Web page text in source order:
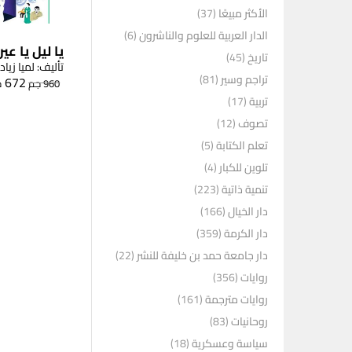
الأكثر مبيعًا(37)
الدار العربية للعلوم والناشرون(6)
تاريخ(45)
تراجم وسير(81)
تربية(17)
تصوف(12)
تعلم الكتابة(5)
تلوين للكبار(4)
تنمية ذاتية(223)
دار الخيال(166)
دار الكرمة(359)
دار جامعة حمد بن خليفة للنشر(22)
روايات(356)
روايات مترجمة(161)
روحانيات(83)
سياسة وعسكرية(18)
يا ليل يا
تأليف: لميا
960جم672